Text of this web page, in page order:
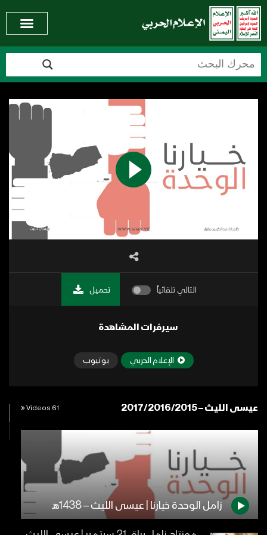
التالي تلقائياً تحميل
سيرفرات المشاهدة
الإعلام الحربي يوتيوب
عيسى الليث – 2017/2016/2015 61 Videos
زامل الوحدة خيارنا | عيسى الليث – 1438هـ